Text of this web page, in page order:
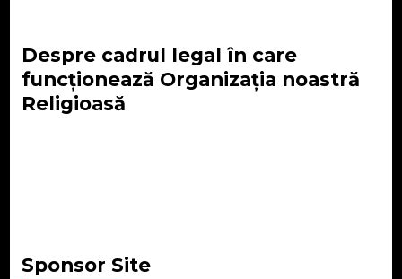
Despre cadrul legal în care
funcționează Organizația noastră
Religioasă
Sponsor Site